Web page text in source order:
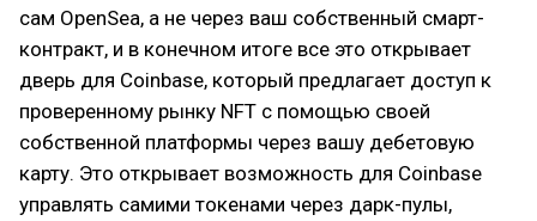
сам OpenSea, а не через ваш собственный смарт-
контракт, и в конечном итоге все это открывает
дверь для Coinbase, который предлагает доступ к
проверенному рынку NFT с помощью своей
собственной платформы через вашу дебетовую
карту. Это открывает возможность для Coinbase
управлять самими токенами через дарк-пулы,